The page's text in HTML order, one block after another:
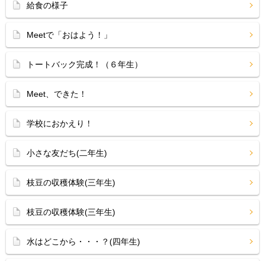
給食の様子
Meetで「おはよう！」
トートバック完成！（６年生）
Meet、できた！
学校におかえり！
小さな友だち(二年生)
枝豆の収穫体験(三年生)
枝豆の収穫体験(三年生)
水はどこから・・・？(四年生)